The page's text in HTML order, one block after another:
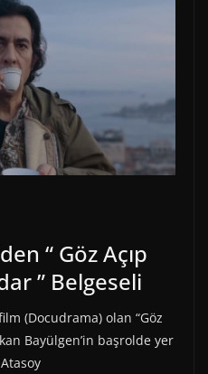
“ Göz Açıp
” Belgeseli
(Docudrama) olan “Göz
Bayülgen’in başrolde yer